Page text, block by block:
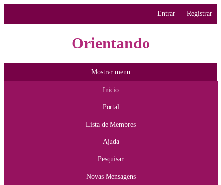
Entrar Registrar
Orientando
Mostrar menu
Início
Portal
Lista de Membres
Ajuda
Pesquisar
Novas Mensagens